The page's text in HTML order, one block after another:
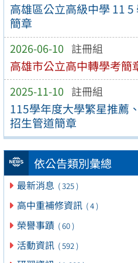
高雄區公立高級中學 11
簡章
2026-06-10 註冊組
高雄市公立高中轉學考簡
2025-11-10 註冊組
115學年度大學繁星推薦
招生管道簡章
依公告類別彙總
最新消息 ( 325 )
高中重補修資訊 ( 4 )
榮譽事蹟 ( 60 )
活動資訊 ( 592 )